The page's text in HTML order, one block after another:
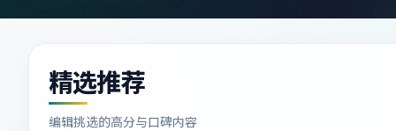
精选推荐
编辑挑选的高分与口碑内容